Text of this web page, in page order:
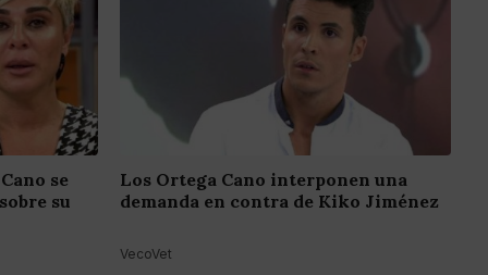
se
su
Los Ortega Cano interponen una
demanda en contra de Kiko Jiménez
VecoVet